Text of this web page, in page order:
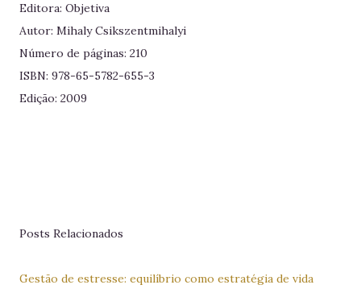
Editora: Objetiva
Autor: Mihaly Csikszentmihalyi
Número de páginas: 210
ISBN: 978-65-5782-655-3
Edição: 2009
Posts Relacionados
Gestão de estresse: equilíbrio como estratégia de vida